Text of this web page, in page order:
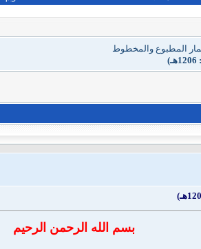
المطبوع والمخطوط
بسم الله الرحمن الرحيم